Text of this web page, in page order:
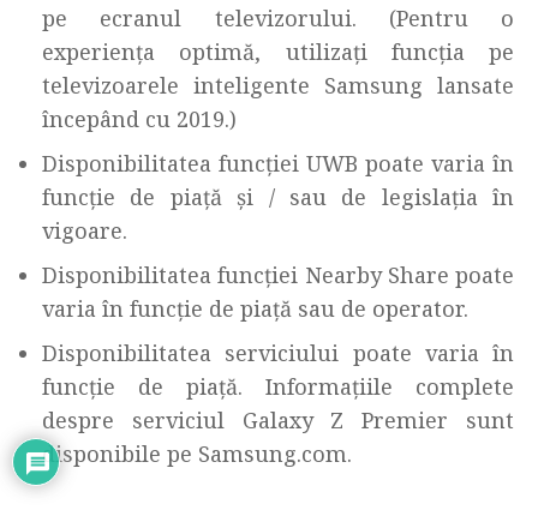
pe ecranul televizorului. (Pentru o
experiența optimă, utilizați funcția pe
televizoarele inteligente Samsung lansate
începând cu 2019.)
Disponibilitatea funcției UWB poate varia în
funcție de piață și / sau de legislația în
vigoare.
Disponibilitatea funcției Nearby Share poate
varia în funcție de piață sau de operator.
Disponibilitatea serviciului poate varia în
funcție de piață. Informațiile complete
despre serviciul Galaxy Z Premier sunt
disponibile pe Samsung.com.